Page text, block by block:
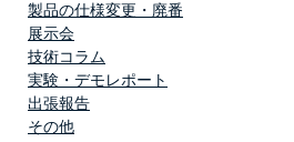
製品の仕様変更・廃番
展示会
技術コラム
実験・デモレポート
出張報告
その他